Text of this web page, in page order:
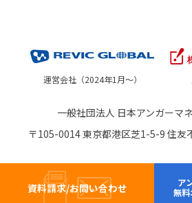
資料請求/お問い合わせ
ア
無